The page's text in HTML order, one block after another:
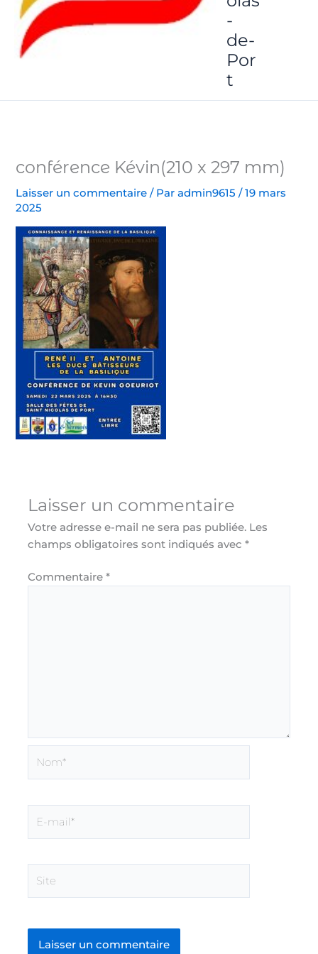
-
de-
Por
t
conférence Kévin(210 x 297 mm)
Laisser un commentaire / Paradmin9615/19 mars
2025
Laisser un commentaire
Votre adresse e-mail ne sera pas publiée. Les
champs obligatoires sont indiqués avec*
Commentaire*
mail*